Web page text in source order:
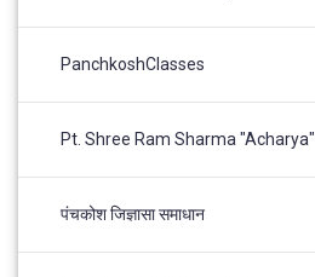
PanchkoshClasses
Pt. Shree Ram Sharma "Acharya"
पंचकोश जिज्ञासा समाधान